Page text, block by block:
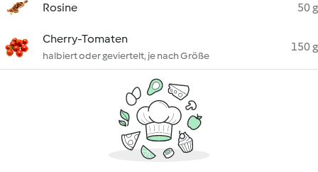
Rosine 50 g
Cherry-Tomaten
halbiert oder geviertelt, je nach Größe
150 g